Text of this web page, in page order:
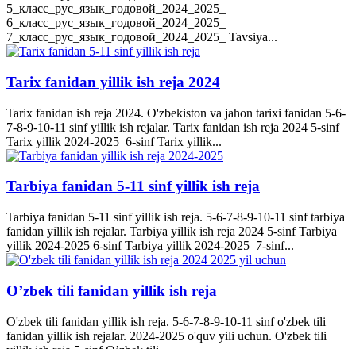
5_класс_рус_язык_годовой_2024_2025_
6_класс_рус_язык_годовой_2024_2025_
7_класс_рус_язык_годовой_2024_2025_ Tavsiya...
Tarix fanidan yillik ish reja 2024
Tarix fanidan ish reja 2024. O'zbekiston va jahon tarixi fanidan 5-6-
7-8-9-10-11 sinf yillik ish rejalar. Tarix fanidan ish reja 2024 5-sinf
Tarix yillik 2024-2025 6-sinf Tarix yillik...
Tarbiya fanidan 5-11 sinf yillik ish reja
Tarbiya fanidan 5-11 sinf yillik ish reja. 5-6-7-8-9-10-11 sinf tarbiya
fanidan yillik ish rejalar. Tarbiya yillik ish reja 2024 5-sinf Tarbiya
yillik 2024-2025 6-sinf Tarbiya yillik 2024-2025 7-sinf...
O’zbek tili fanidan yillik ish reja
O'zbek tili fanidan yillik ish reja. 5-6-7-8-9-10-11 sinf o'zbek tili
fanidan yillik ish rejalar. 2024-2025 o'quv yili uchun. O'zbek tili